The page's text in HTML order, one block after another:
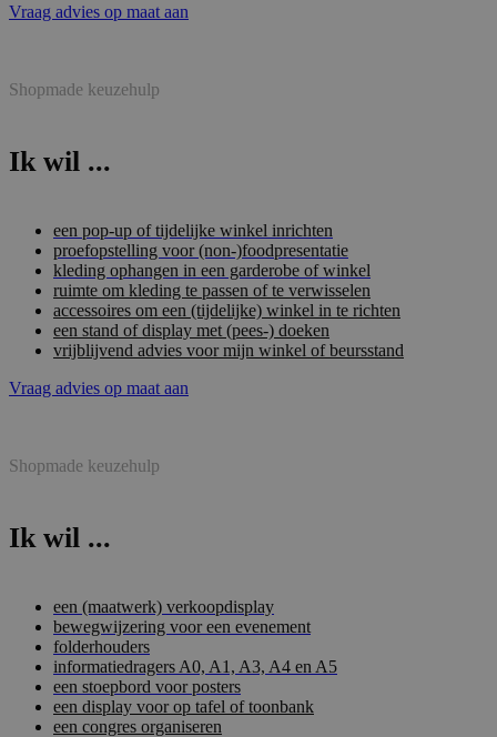
Vraag advies op maat aan
Shopmade keuzehulp
Ik wil ...
een pop-up of tijdelijke winkel inrichten
proefopstelling voor (non-)foodpresentatie
kleding ophangen in een garderobe of winkel
ruimte om kleding te passen of te verwisselen
accessoires om een (tijdelijke) winkel in te richten
een stand of display met (pees-) doeken
vrijblijvend advies voor mijn winkel of beursstand
Vraag advies op maat aan
Shopmade keuzehulp
Ik wil ...
een (maatwerk) verkoopdisplay
bewegwijzering voor een evenement
folderhouders
informatiedragers A0, A1, A3, A4 en A5
een stoepbord voor posters
een display voor op tafel of toonbank
een congres organiseren